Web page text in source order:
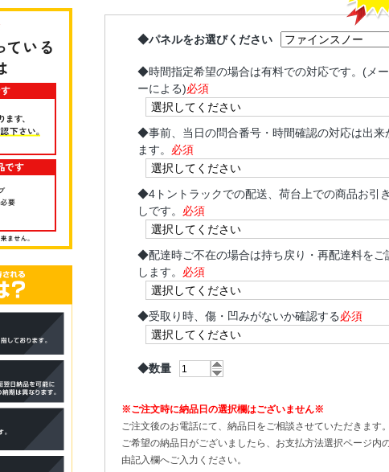
◆パネルをお選びください
◆時間指定希望の場合は有料での対応です。(メ
ーによる)必須
◆事前、当日の問合番号・時間確認の対応は出来
ます。 必須
◆4トントラックでの配送、荷台上での商品お引
しです。 必須
◆配達時ご不在の場合は持ち戻り・再配達料をご
します。 必須
◆受取り時、傷・凹みがないか確認する必須
◆数量
※ご注文時に納品日の選択欄はございません※
ご注文後のお電話にて、納品日をご相談させていただきます。
ご希望の納品日がございましたら、お支払方法選択ページ内
由記入欄へご入力ください。